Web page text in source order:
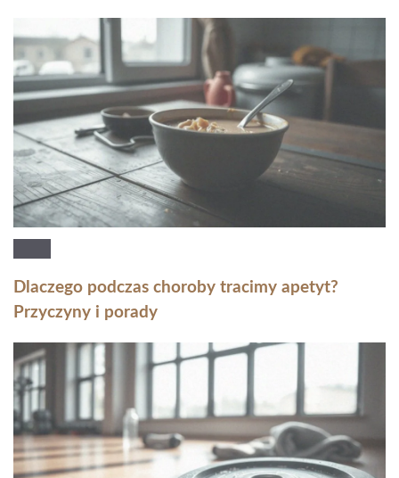
Dlaczego podczas choroby tracimy apetyt?
Przyczyny i porady